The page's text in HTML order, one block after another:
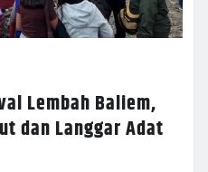
Lembah Baliem,
dan Langgar Adat